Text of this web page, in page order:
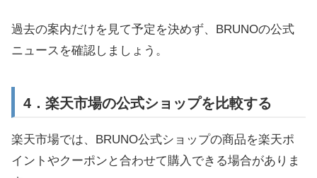
過去の案内だけを見て予定を決めず、BRUNOの公式
ニュースを確認しましょう。
4．楽天市場の公式ショップを比較する
楽天市場では、BRUNO公式ショップの商品を楽天ポ
イントやクーポンと合わせて購入できる場合がありま